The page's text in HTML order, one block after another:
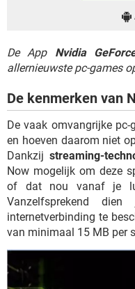
GRATIS
De App Nvidia
allernieuwste pc-games
De kenmerken van
De vaak omvangrijke
en hoeven daarom niet
Dankzij streaming-
Now mogelijk om deze
of dat nou vanaf je
Vanzelfsprekend
internetverbinding te
van minimaal 15 MB per